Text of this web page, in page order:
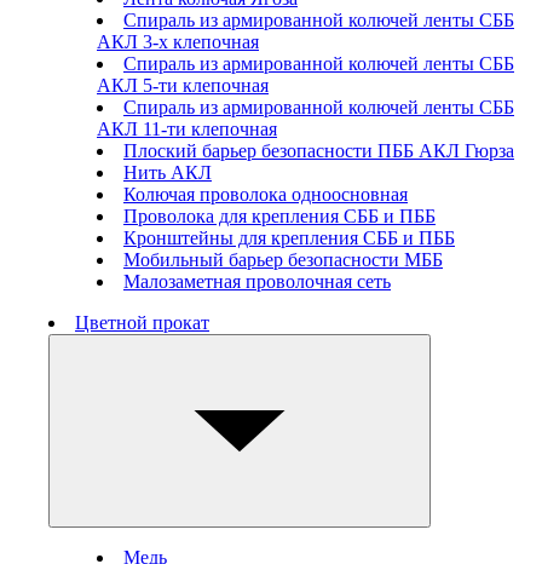
Спираль из армированной колючей ленты СББ
АКЛ 3-х клепочная
Спираль из армированной колючей ленты СББ
АКЛ 5-ти клепочная
Спираль из армированной колючей ленты СББ
АКЛ 11-ти клепочная
Плоский барьер безопасности ПББ АКЛ Гюрза
Нить АКЛ
Колючая проволока одноосновная
Проволока для крепления СББ и ПББ
Кронштейны для крепления СББ и ПББ
Мобильный барьер безопасности МББ
Малозаметная проволочная сеть
Цветной прокат
Медь